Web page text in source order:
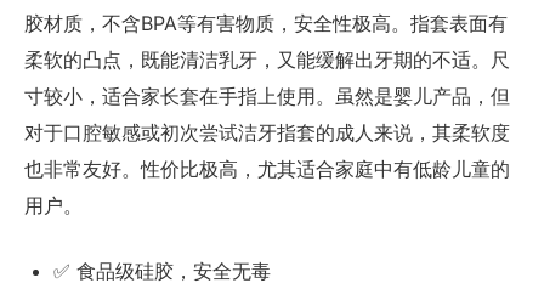
胶材质，不含BPA等有害物质，安全性极高。指套表面有
柔软的凸点，既能清洁乳牙，又能缓解出牙期的不适。尺
寸较小，适合家长套在手指上使用。虽然是婴儿产品，但
对于口腔敏感或初次尝试洁牙指套的成人来说，其柔软度
也非常友好。性价比极高，尤其适合家庭中有低龄儿童的
用户。
✅ 食品级硅胶，安全无毒